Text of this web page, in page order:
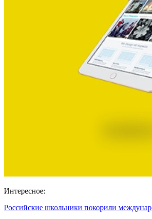
Интересное:
Российские школьники покорили